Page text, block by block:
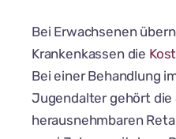
Bei Erwachsenen
Krankenkassen die
Bei einer Behandlung
Jugendalter gehört
herausnehmbaren